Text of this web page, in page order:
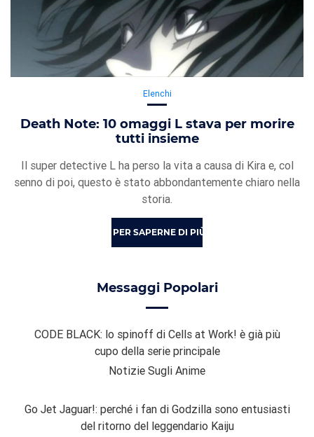
Elenchi
Death Note: 10 omaggi L stava per morire
tutti insieme
Il super detective L ha perso la vita a causa di Kira e, col
senno di poi, questo è stato abbondantemente chiaro nella
storia.
PER SAPERNE DI PIÙ
Messaggi Popolari
CODE BLACK: lo spinoff di Cells at Work! è già più
cupo della serie principale
Notizie Sugli Anime
Go Jet Jaguar!: perché i fan di Godzilla sono entusiasti
del ritorno del leggendario Kaiju